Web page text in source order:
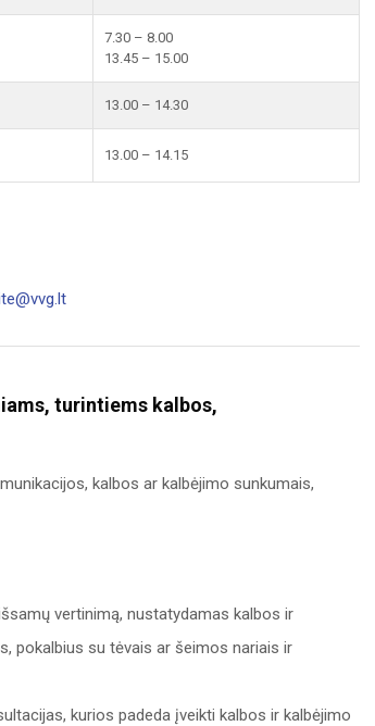
7.30 – 8.00
13.45 – 15.00
13.00 – 14.30
13.00 – 14.15
turintiems kalbos,
kalbos ar kalbėjimo sunkumais,
vertinimą, nustatydamas kalbos ir
pokalbius su tėvais ar šeimos nariais ir
kurios padeda įveikti kalbos ir kalbėjimo